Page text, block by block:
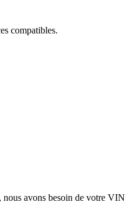
compatibles.
avons besoin de votre VIN